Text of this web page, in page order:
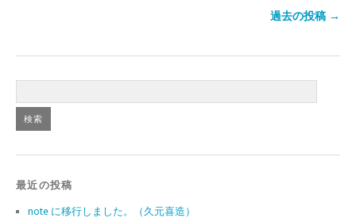
過去の投稿 →
最近の投稿
note に移行しました。（久元喜造）